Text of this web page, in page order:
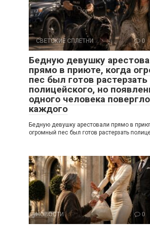
СВЕТСКИЕ СПЛЕТНИ 0
Бедную девушку
прямо в приюте, когда
пес был готов растерзать
полицейского, но
одного человека
каждого
Бедную девушку арестовали прямо в
огромный пес был готов растерзать
НОВОСТИ 0